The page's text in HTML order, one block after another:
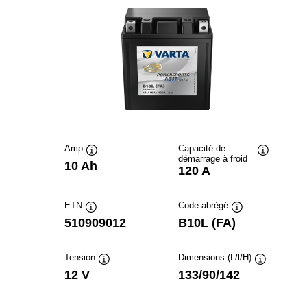
Amp
Infobulle
10 Ah
Capacité de
démarrage à froid
120 A
ETN
Infobulle
510909012
Code abrégé
B10L (FA)
Tension
12 V
Dimensions (L/l/H)
133/90/142